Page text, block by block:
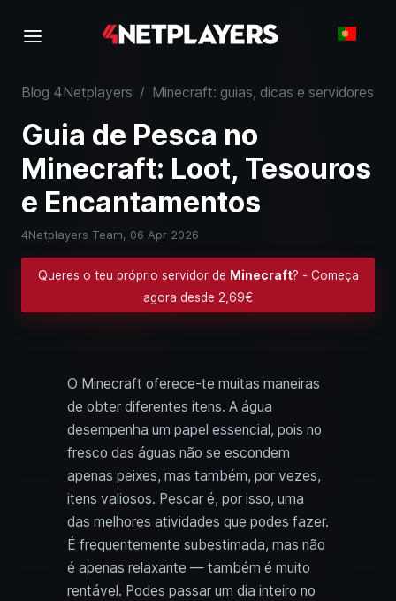
Blog 4Netplayers / Minecraft: guias, dicas e servidores
Guia de Pesca no
Minecraft: Loot, Tesouros
e Encantamentos
4Netplayers Team, 06 Apr 2026
Queres o teu próprio servidor de Minecraft? - Começa
agora desde 2,69€
O Minecraft oferece-te muitas maneiras
de obter diferentes itens. A água
desempenha um papel essencial, pois no
fresco das águas não se escondem
apenas peixes, mas também, por vezes,
itens valiosos. Pescar é, por isso, uma
das melhores atividades que podes fazer.
É frequentemente subestimada, mas não
é apenas relaxante — também é muito
rentável. Podes passar um dia inteiro no